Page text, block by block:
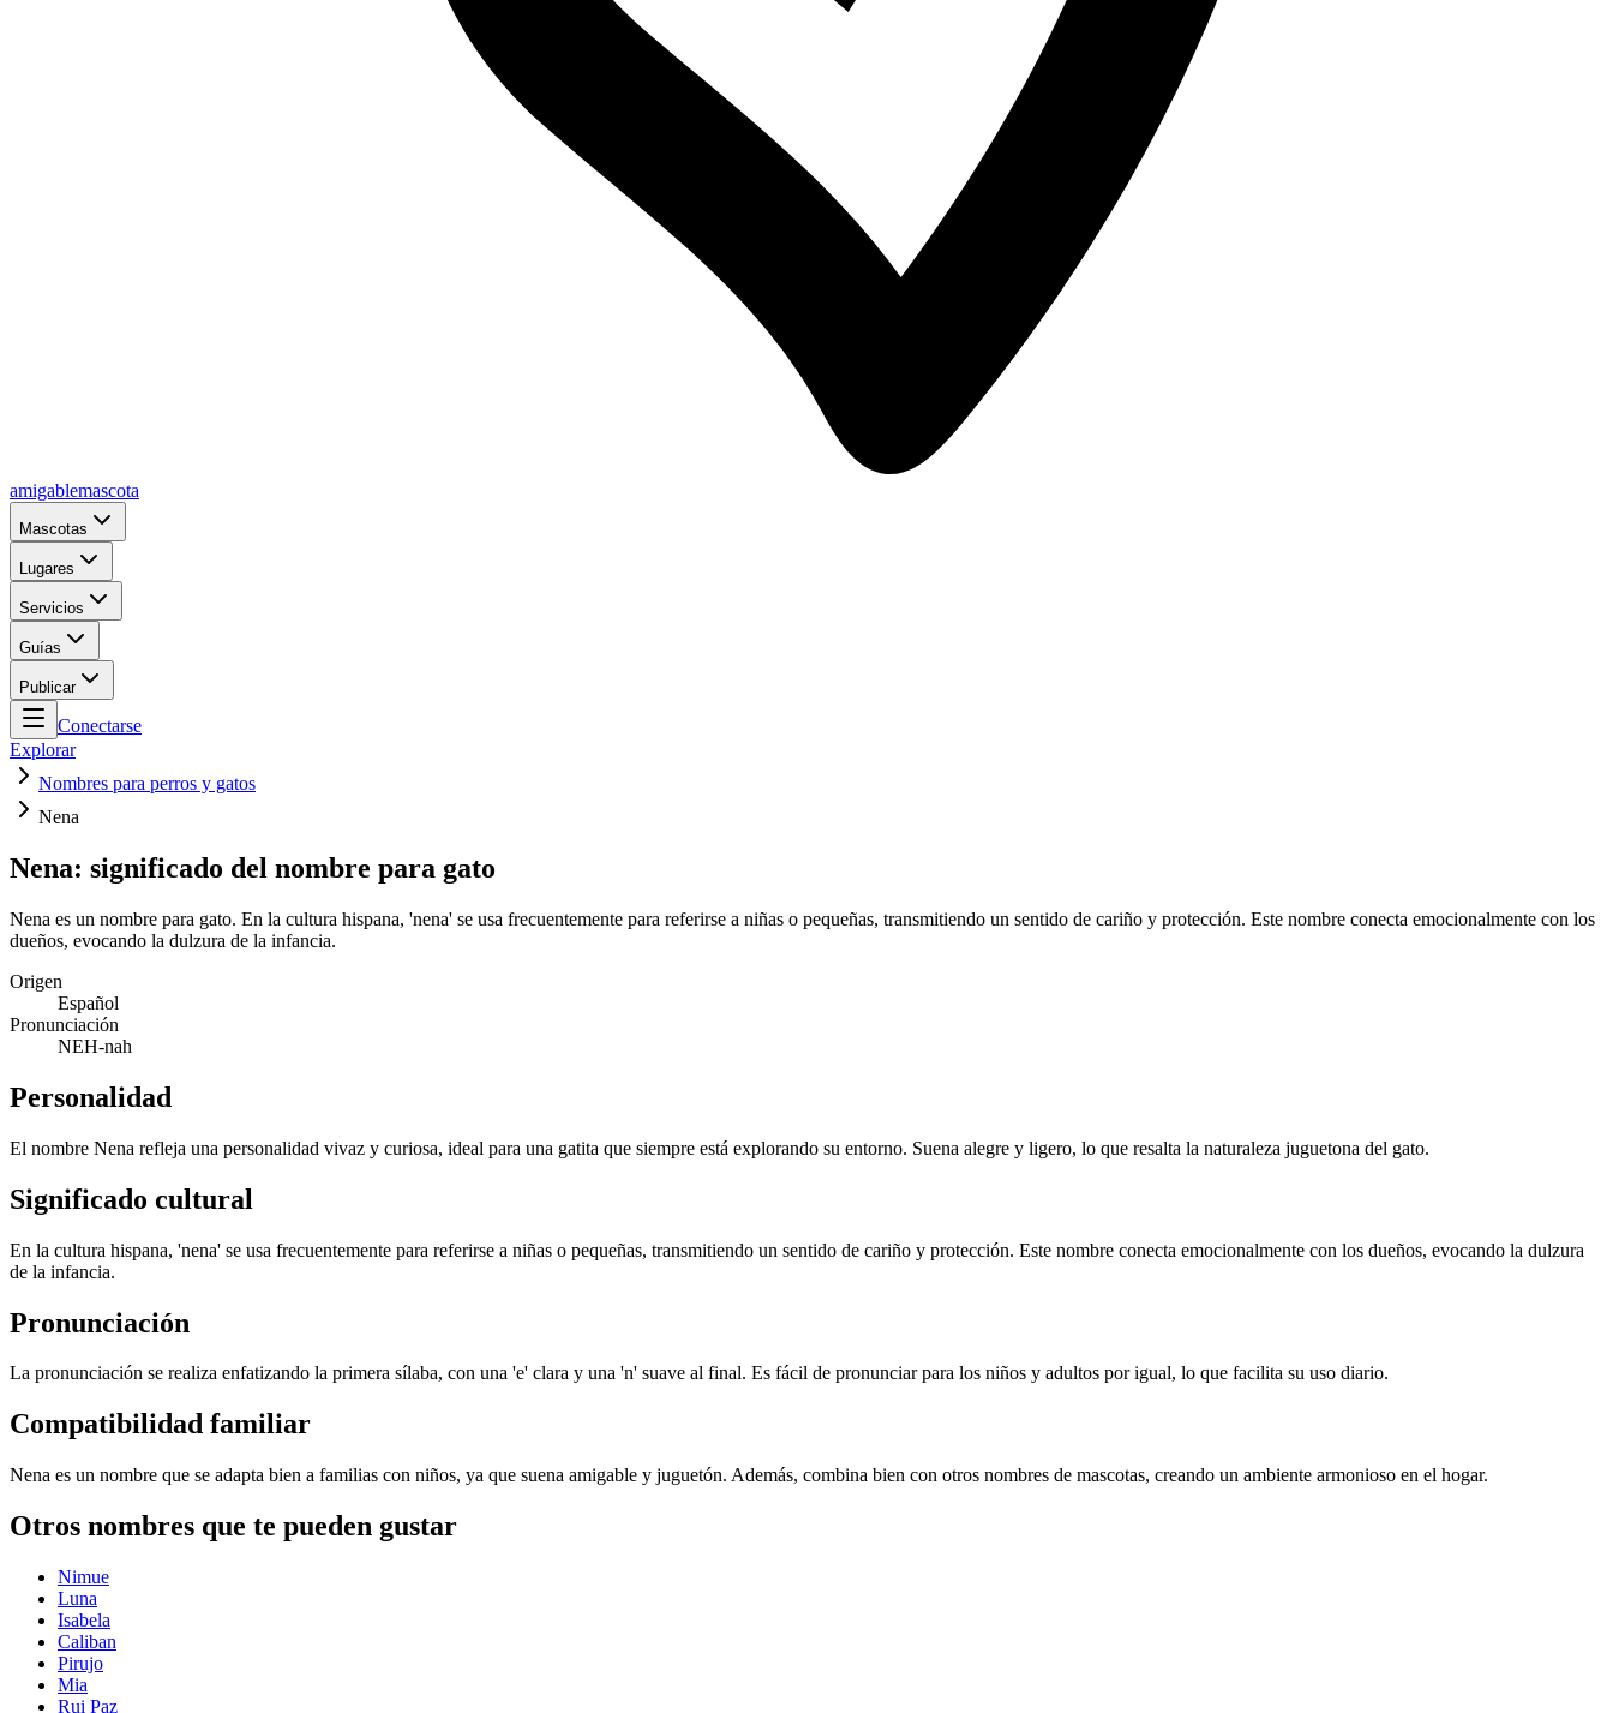
amigablemascota
Mascotas
Lugares
Servicios
Guías
Publicar
Conectarse
Explorar
Nombres para perros y gatos
Nena
Nena: significado del nombre para gato
Nena es un nombre para gato. En la cultura hispana, 'nena' se usa frecuentemente para referirse a niñas o pequeñas, transmitiendo un sentido de cariño y protección. Este nombre conecta emocionalmente con los
dueños, evocando la dulzura de la infancia.
Origen
Español
Pronunciación
NEH-nah
Personalidad
El nombre Nena refleja una personalidad vivaz y curiosa, ideal para una gatita que siempre está explorando su entorno. Suena alegre y ligero, lo que resalta la naturaleza juguetona del gato.
Significado cultural
En la cultura hispana, 'nena' se usa frecuentemente para referirse a niñas o pequeñas, transmitiendo un sentido de cariño y protección. Este nombre conecta emocionalmente con los dueños, evocando la dulzura
de la infancia.
Pronunciación
La pronunciación se realiza enfatizando la primera sílaba, con una 'e' clara y una 'n' suave al final. Es fácil de pronunciar para los niños y adultos por igual, lo que facilita su uso diario.
Compatibilidad familiar
Nena es un nombre que se adapta bien a familias con niños, ya que suena amigable y juguetón. Además, combina bien con otros nombres de mascotas, creando un ambiente armonioso en el hogar.
Otros nombres que te pueden gustar
Nimue
Luna
Isabela
Caliban
Pirujo
Mia
Rui Paz